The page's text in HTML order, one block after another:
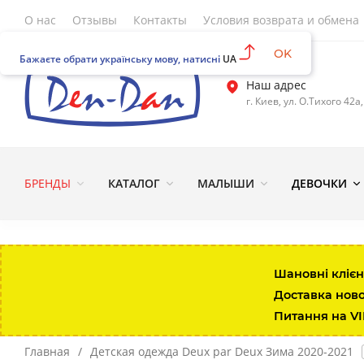
О нас Отзывы Контакты Условия возврата и обмена
Наш адрес
г. Киев, ул. О.Тихого
БРЕНДЫ КАТАЛОГ МАЛЫШИ ДЕВОЧКИ
Шановні
Доставка
Питання на
Главная / Детская одежда Deux par Deux Зима 2020-2021
Бажаєте обрати українську мову, натисні UA OK